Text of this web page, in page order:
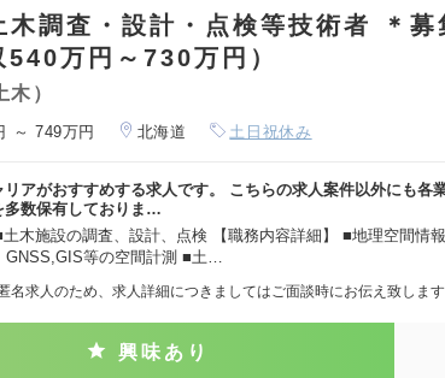
木調査・設計・点検等技術者 ＊募
540万円～730万円）
木）
～ 749万円 北海道 土日祝休み
リアがおすすめする求人です。 こちらの求人案件以外にも各
多数保有しておりま…
土木施設の調査、設計、点検 【職務内容詳細】 ■地理空間情
GNSS,GIS等の空間計測 ■土…
匿名求人のため、求人詳細につきましてはご面談時にお伝え致します
興味あり